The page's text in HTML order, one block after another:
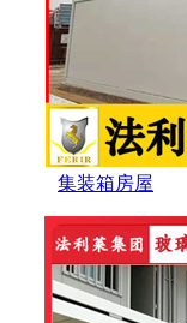
集装箱房屋